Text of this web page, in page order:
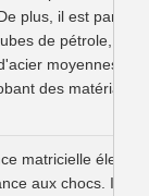
plus, il est
de pétrole, des
moyennes et
des matériaux
matricielle
aux chocs. Il